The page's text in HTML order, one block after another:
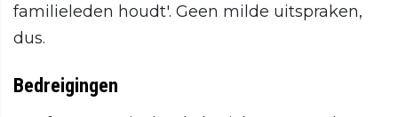
familieleden houdt'. Geen milde uitspraken,
dus.
Bedreigingen